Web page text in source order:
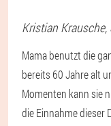
Kristian Krausche,
Mama benutzt die
bereits 60 Jahre alt
Momenten kann sie
die Einnahme dieser